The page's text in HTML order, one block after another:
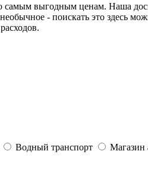
выгодным ценам. Наша
- поискать это здесь
Водный транспорт Магазин